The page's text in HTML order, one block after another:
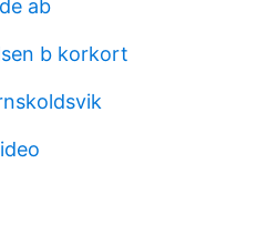
ab
b korkort